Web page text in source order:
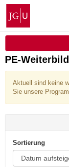
Zum
Inhalt
springen
Johannes
Gutenberg-
Universität
PE-
Aktuell sind keine
Sie unsere
Sortierung